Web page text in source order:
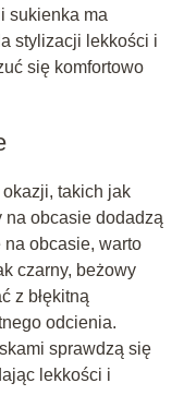
sukienka ma
stylizacji lekkości i
się komfortowo
takich jak
na obcasie dodadzą
obcasie, warto
czarny, beżowy
z błękitną
odcienia.
sprawdzą się
lekkości i